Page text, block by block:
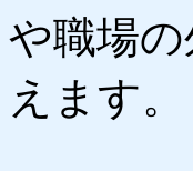
や職場
えます。